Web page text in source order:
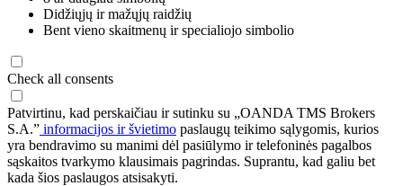
Didžiųjų ir mažųjų raidžių
Bent vieno skaitmenų ir specialiojo simbolio
Check all consents
Patvirtinu, kad perskaičiau ir sutinku su „OANDA TMS Brokers
S.A.” informacijos ir švietimo paslaugų teikimo sąlygomis, kurios
yra bendravimo su manimi dėl pasiūlymo ir telefoninės pagalbos
sąskaitos tvarkymo klausimais pagrindas. Suprantu, kad galiu bet
kada šios paslaugos atsisakyti.